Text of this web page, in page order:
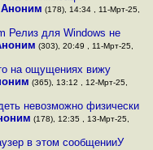
Аноним (178), 14:34 , 11-Мрт-25,
Релиз для Windows не
(303), 20:49 , 11-Мрт-25,
на ощущениях вижу
(365), 13:12 , 12-Мрт-25,
невозможно физически
(178), 12:35 , 13-Мрт-25,
в этом сообщенииУ